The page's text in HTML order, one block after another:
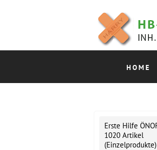
HOME
Erste Hilfe
1020 Artikel
(Einzelprodukte)